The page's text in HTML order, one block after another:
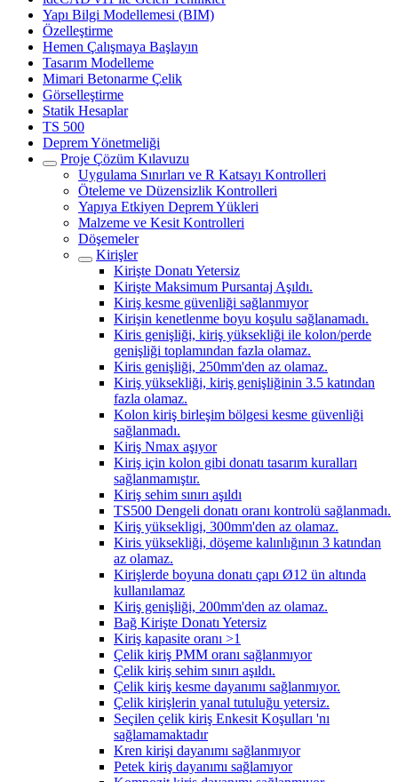
Yapı Bilgi Modellemesi (BIM)
Özelleştirme
Hemen Çalışmaya Başlayın
Tasarım Modelleme
Mimari Betonarme Çelik
Görselleştirme
Statik Hesaplar
TS 500
Deprem Yönetmeliği
Proje Çözüm Kılavuzu
Uygulama Sınırları ve R Katsayı Kontrolleri
Öteleme ve Düzensizlik Kontrolleri
Yapıya Etkiyen Deprem Yükleri
Malzeme ve Kesit Kontrolleri
Döşemeler
Kirişler
Kirişte Donatı Yetersiz
Kirişte Maksimum Pursantaj Aşıldı.
Kiriş kesme güvenliği sağlanmıyor
Kirişin kenetlenme boyu koşulu sağlanamadı.
Kiris genişliği, kiriş yüksekliği ile kolon/perde
genişliği toplamından fazla olamaz.
Kiris genişliği, 250mm'den az olamaz.
Kiriş yüksekliği, kiriş genişliğinin 3.5 katından
fazla olamaz.
Kolon kiriş birleşim bölgesi kesme güvenliği
sağlanmadı.
Kiriş Nmax aşıyor
Kiriş için kolon gibi donatı tasarım kuralları
sağlanmamıştır.
Kiriş sehim sınırı aşıldı
TS500 Dengeli donatı oranı kontrolü sağlanmadı.
Kiriş yüksekligi, 300mm'den az olamaz.
Kiris yüksekliği, döşeme kalınlığının 3 katından
az olamaz.
Kirişlerde boyuna donatı çapı Ø12 ün altında
kullanılamaz
Kiriş genişliği, 200mm'den az olamaz.
Bağ Kirişte Donatı Yetersiz
Kiriş kapasite oranı >1
Çelik kiriş PMM oranı sağlanmıyor
Çelik kiriş sehim sınırı aşıldı.
Çelik kiriş kesme dayanımı sağlanmıyor.
Çelik kirişlerin yanal tutuluğu yetersiz.
Seçilen çelik kiriş Enkesit Koşulları 'nı
sağlamamaktadır
Kren kirişi dayanımı sağlanmıyor
Petek kiriş dayanımı sağlamıyor